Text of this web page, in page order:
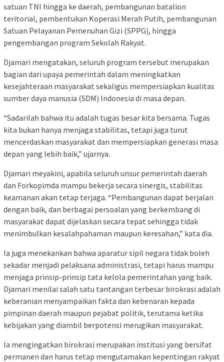
satuan TNI hingga ke daerah, pembangunan batalion
teritorial, pembentukan Koperasi Merah Putih, pembangunan
Satuan Pelayanan Pemenuhan Gizi (SPPG), hingga
pengembangan program Sekolah Rakyat.
Djamari mengatakan, seluruh program tersebut merupakan
bagian dari upaya pemerintah dalam meningkatkan
kesejahteraan masyarakat sekaligus mempersiapkan kualitas
sumber daya manusia (SDM) Indonesia di masa depan.
“Sadarilah bahwa itu adalah tugas besar kita bersama. Tugas
kita bukan hanya menjaga stabilitas, tetapi juga turut
mencerdaskan masyarakat dan mempersiapkan generasi masa
depan yang lebih baik,” ujarnya.
Djamari meyakini, apabila seluruh unsur pemerintah daerah
dan Forkopimda mampu bekerja secara sinergis, stabilitas
keamanan akan tetap terjaga. “Pembangunan dapat berjalan
dengan baik, dan berbagai persoalan yang berkembang di
masyarakat dapat dijelaskan secara tepat sehingga tidak
menimbulkan kesalahpahaman maupun keresahan,” kata dia.
Ia juga menekankan bahwa aparatur sipil negara tidak boleh
sekadar menjadi pelaksana administrasi, tetapi harus mampu
menjaga prinsip-prinsip tata kelola pemerintahan yang baik.
Djamari menilai salah satu tantangan terbesar birokrasi adalah
keberanian menyampaikan fakta dan kebenaran kepada
pimpinan daerah maupun pejabat politik, terutama ketika
kebijakan yang diambil berpotensi merugikan masyarakat.
Ia mengingatkan birokrasi merupakan institusi yang bersifat
permanen dan harus tetap mengutamakan kepentingan rakyat